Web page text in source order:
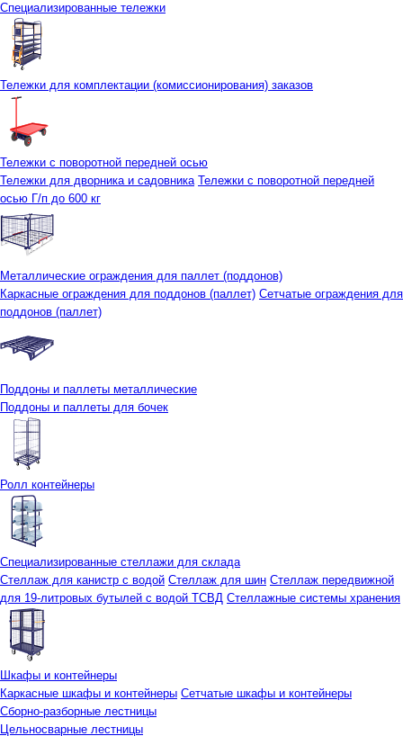
Специализированные тележки
Тележки для комплектации (комиссионирования) заказов
Тележки с поворотной передней осью
Тележки для дворника и садовника Тележки с поворотной передней
осью Г/п до 600 кг
Металлические ограждения для паллет (поддонов)
Каркасные ограждения для поддонов (паллет) Сетчатые ограждения для
поддонов (паллет)
Поддоны и паллеты металлические
Поддоны и паллеты для бочек
Ролл контейнеры
Специализированные стеллажи для склада
Стеллаж для канистр с водой Стеллаж для шин Стеллаж передвижной
для 19-литровых бутылей с водой ТСВД Стеллажные системы хранения
Шкафы и контейнеры
Каркасные шкафы и контейнеры Сетчатые шкафы и контейнеры
Сборно-разборные лестницы
Цельносварные лестницы